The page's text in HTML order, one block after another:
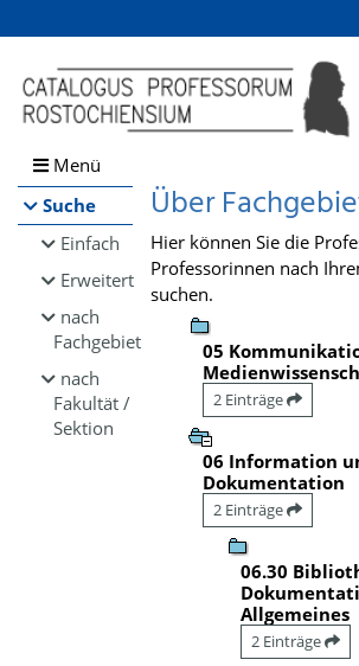
Browsen
direkt zum Inhalt
Menü
Suche
Einfach
Erweitert
nach
Fachgebiet
nach
Fakultät /
Sektion
Über
Hier können Sie die
Professorinnen nach
suchen.
05
2 Einträge
06 Information
Dokumentation
2 Einträge
06.30
Allgemeines
2 Einträge